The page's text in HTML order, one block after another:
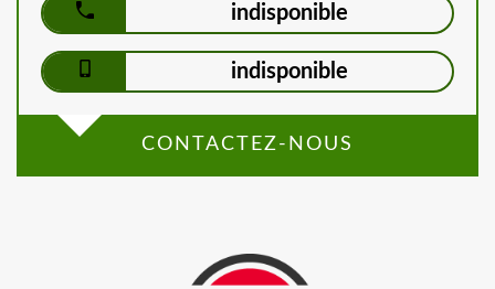
indisponible
indisponible
CONTACTEZ-NOUS